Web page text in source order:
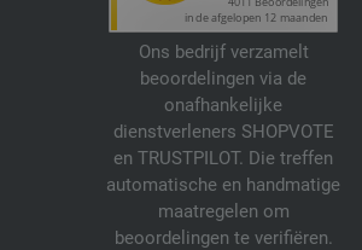
Ons bedrijf verzamelt
beoordelingen via de
onafhankelijke
dienstverleners SHOPVOTE
en TRUSTPILOT. Die treffen
automatische en handmatige
maatregelen om
beoordelingen te verifiëren.